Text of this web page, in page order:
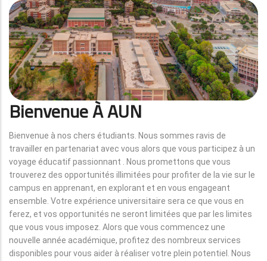
Bienvenue À AUN
Bienvenue à nos chers étudiants. Nous sommes ravis de
travailler en partenariat avec vous alors que vous participez à un
voyage éducatif passionnant . Nous promettons que vous
trouverez des opportunités illimitées pour profiter de la vie sur le
campus en apprenant, en explorant et en vous engageant
ensemble. Votre expérience universitaire sera ce que vous en
ferez, et vos opportunités ne seront limitées que par les limites
que vous vous imposez. Alors que vous commencez une
nouvelle année académique, profitez des nombreux services
disponibles pour vous aider à réaliser votre plein potentiel. Nous